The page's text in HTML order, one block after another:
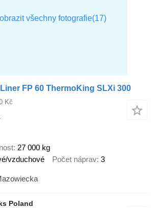
FP 60 ThermoKing SLXi 300
Kč
27 000 kg
vzduchové Počet náprav 3
Poland